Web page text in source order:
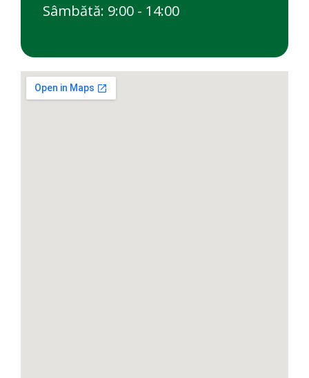
Sâmbătă: 9:00 - 14:00